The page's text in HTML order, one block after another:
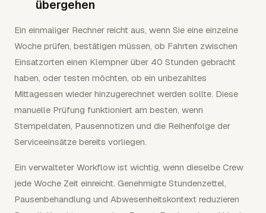
übergehen
Ein einmaliger Rechner reicht aus, wenn Sie eine einzelne
Woche prüfen, bestätigen müssen, ob Fahrten zwischen
Einsatzorten einen Klempner über 40 Stunden gebracht
haben, oder testen möchten, ob ein unbezahltes
Mittagessen wieder hinzugerechnet werden sollte. Diese
manuelle Prüfung funktioniert am besten, wenn
Stempeldaten, Pausennotizen und die Reihenfolge der
Serviceeinsätze bereits vorliegen.
Ein verwalteter Workflow ist wichtig, wenn dieselbe Crew
jede Woche Zeit einreicht. Genehmigte Stundenzettel,
Pausenbehandlung und Abwesenheitskontext reduzieren